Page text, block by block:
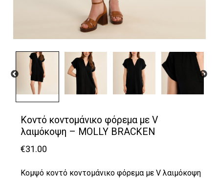
Κοντό κοντομάνικο φόρεμα με V
λαιμόκοψη – MOLLY BRACKEN
€31.00
Κομψό κοντό κοντομάνικο φόρεμα με V λαιμόκοψη